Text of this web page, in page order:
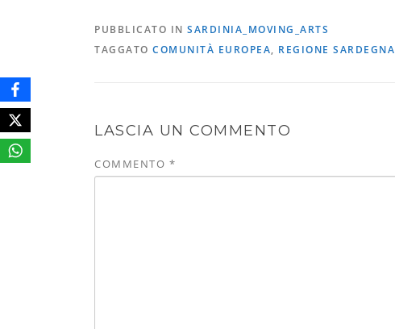
PUBBLICATO IN SARDINIA_MOVING_ARTS
TAGGATO COMUNITÀ EUROPEA, REGIONE SARDEGNA
LASCIA UN COMMENTO
COMMENTO *